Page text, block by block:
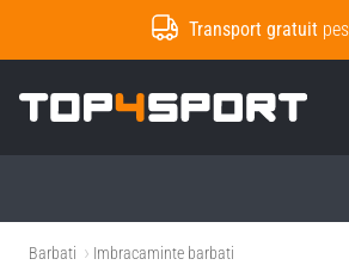
Transport gratuit
Barbati Imbracaminte barbati